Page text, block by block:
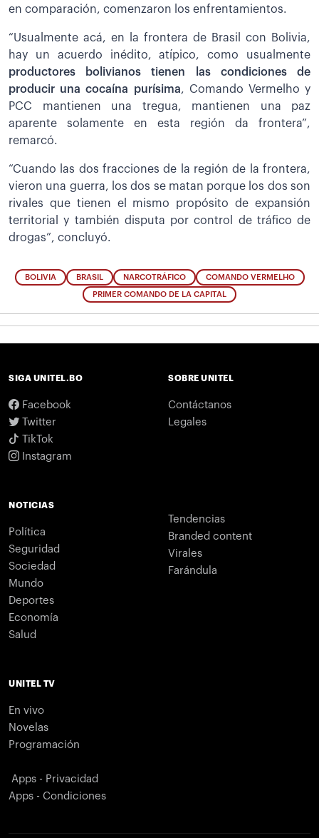
en comparación, comenzaron los enfrentamientos.
“Usualmente acá, en la frontera de Brasil con Bolivia,
hay un acuerdo inédito, atípico, como usualmente
productores bolivianos tienen las condiciones de
producir una cocaína purísima, Comando Vermelho y
PCC mantienen una tregua, mantienen una paz
aparente solamente en esta región da frontera”,
remarcó.
“Cuando las dos fracciones de la región de la frontera,
vieron una guerra, los dos se matan porque los dos son
rivales que tienen el mismo propósito de expansión
territorial y también disputa por control de tráfico de
drogas”, concluyó.
BOLIVIA BRASIL NARCOTRÁFICO COMANDO VERMELHO
PRIMER COMANDO DE LA CAPITAL
SIGA UNITEL.BO
Facebook
Twitter
TikTok
Instagram
SOBRE UNITEL
Contáctanos
Legales
NOTICIAS
Política
Seguridad
Sociedad
Mundo
Deportes
Economía
Salud
Tendencias
Branded content
Virales
Farándula
UNITEL TV
En vivo
Novelas
Programación
Apps - Privacidad
Apps - Condiciones